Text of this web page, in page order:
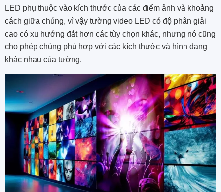
LED phụ thuộc vào kích thước của các điểm ảnh và khoảng
cách giữa chúng, vì vậy tường video LED có độ phân giải
cao có xu hướng đắt hơn các tùy chọn khác, nhưng nó cũng
cho phép chúng phù hợp với các kích thước và hình dạng
khác nhau của tường.